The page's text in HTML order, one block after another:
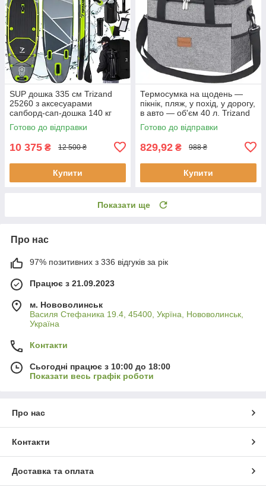
SUP дошка 335 см Trizand
25260 з аксесуарами
сапборд-сап-дошка 140 кг
Готово до відправки
10 375 ₴ 12 500 ₴
Купити
Термосумка на щодень —
пікнік, пляж, у похід, у дорогу,
в авто — об'єм 40 л. Trizand
23843
Готово до відправки
829,92 ₴ 988 ₴
Купити
Показати ще
Про нас
97% позитивних з 336 відгуків за рік
Працює з 21.09.2023
м. Нововолинськ
Василя Стефаника 19.4, 45400, Укрїна, Нововолинськ,
Україна
Контакти
Сьогодні працює з 10:00 до 18:00
Показати весь графік роботи
Про нас
Контакти
Доставка та оплата